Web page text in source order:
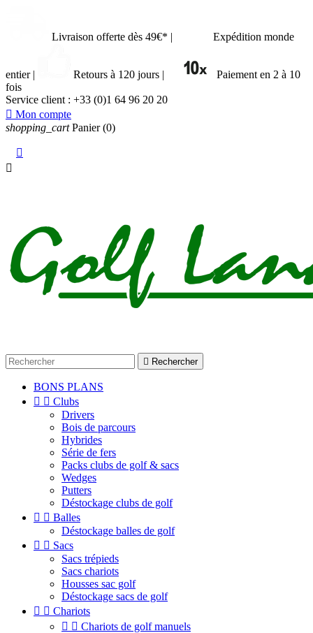
Livraison offerte dès 49€* | Expédition monde
entier | Retours à 120 jours |
Paiement en 2 à 10
fois
Service client : +33 (0)1 64 96 20 20
 Mon compte
shopping_cart Panier (0)


 Rechercher
BONS PLANS
  Clubs
Drivers
Bois de parcours
Hybrides
Série de fers
Packs clubs de golf & sacs
Wedges
Putters
Déstockage clubs de golf
  Balles
Déstockage balles de golf
  Sacs
Sacs trépieds
Sacs chariots
Housses sac golf
Déstockage sacs de golf
  Chariots
  Chariots de golf manuels